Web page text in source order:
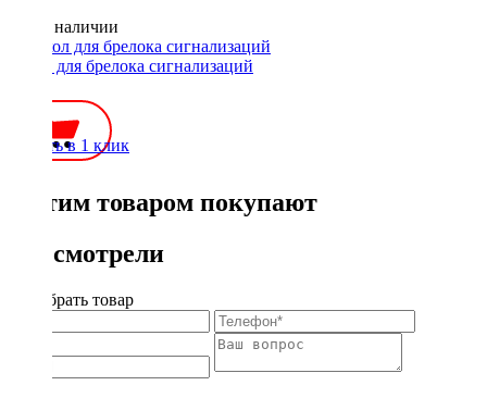
Нет в наличии
Чехол для брелока сигнализаций
Купить в 1 клик
С этим товаром покупают
Вы смотрели
Подобрать товар